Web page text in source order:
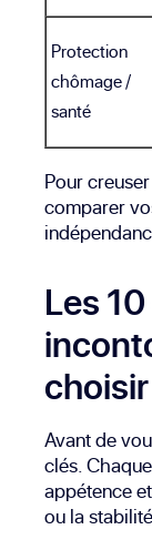
Protection
chômage /
santé
Pour
comparer
Les
choisir
Avant de
clés.
appétence
ou la